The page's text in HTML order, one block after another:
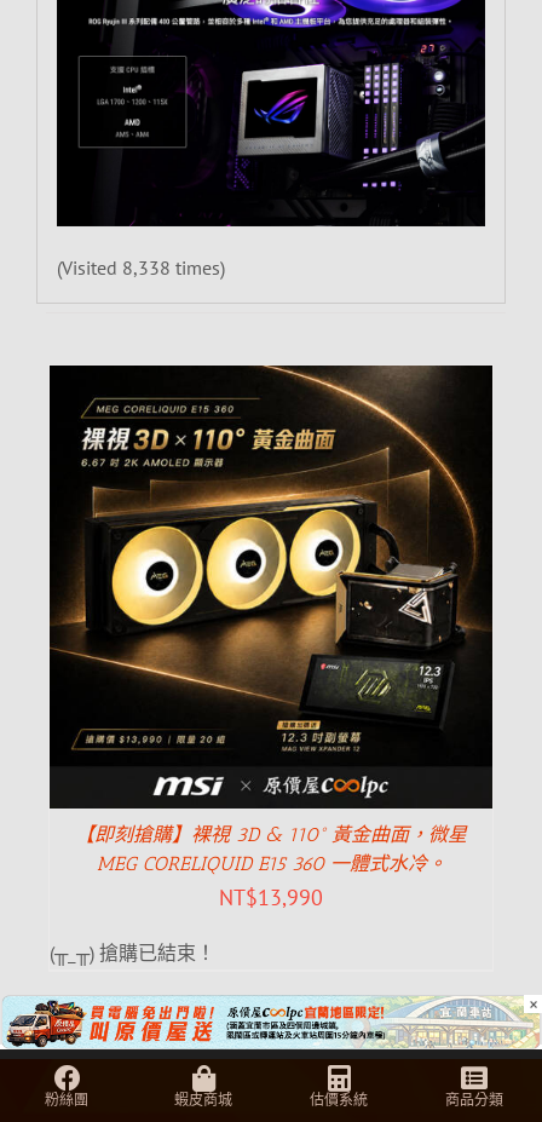
(Visited 8,338 times)
【即刻搶購】裸視 3D & 110° 黃金曲面，微星
MEG CORELIQUID E15 360 一體式水冷。
NT$13,990
(╥_╥) 搶購已結束！
×